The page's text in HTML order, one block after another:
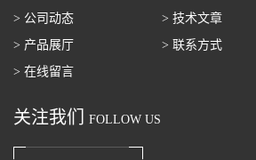
> 公司动态
> 技术文章
> 产品展厅
> 联系方式
> 在线留言
关注我们 FOLLOW US